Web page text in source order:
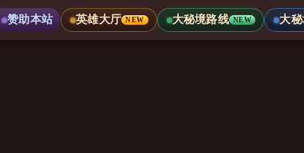
赞助本站 英雄大厅 NEW 大秘境路线 NEW 大